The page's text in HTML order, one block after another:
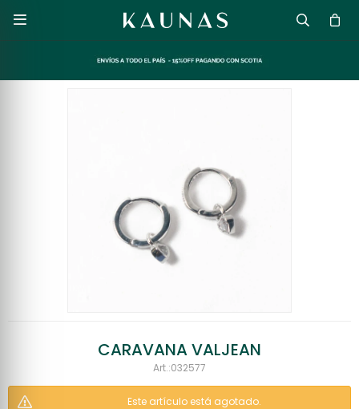

CARAVANA VALJEAN
032577
Este artículo está agotado.